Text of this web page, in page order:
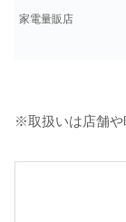
家電量販店
※取扱いは店舗や